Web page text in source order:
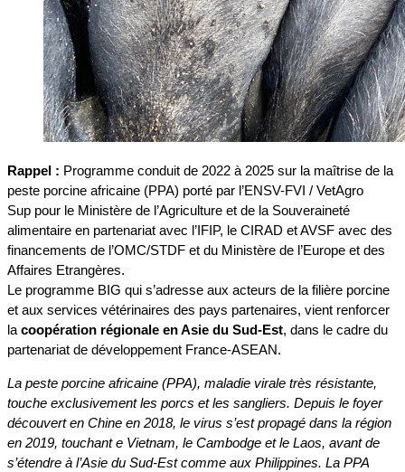
Rappel : Programme conduit de 2022 à 2025 sur la maîtrise de la
peste porcine africaine (PPA) porté par l’ENSV-FVI / VetAgro
Sup pour le Ministère de l’Agriculture et de la Souveraineté
alimentaire en partenariat avec l’IFIP, le CIRAD et AVSF avec des
financements de l’OMC/STDF et du Ministère de l’Europe et des
Affaires Etrangères.
Le programme BIG qui s’adresse aux acteurs de la filière porcine
et aux services vétérinaires des pays partenaires, vient renforcer
la coopération régionale en Asie du Sud-Est, dans le cadre du
partenariat de développement France-ASEAN.
La peste porcine africaine (PPA), maladie virale très résistante,
touche exclusivement les porcs et les sangliers. Depuis le foyer
découvert en Chine en 2018, le virus s’est propagé dans la région
en 2019, touchant e Vietnam, le Cambodge et le Laos, avant de
s’étendre à l’Asie du Sud-Est comme aux Philippines. La PPA